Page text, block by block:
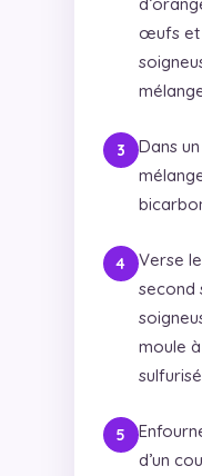
œufs et
Dans
Verse
second
moule
sulfurisé.
d’un